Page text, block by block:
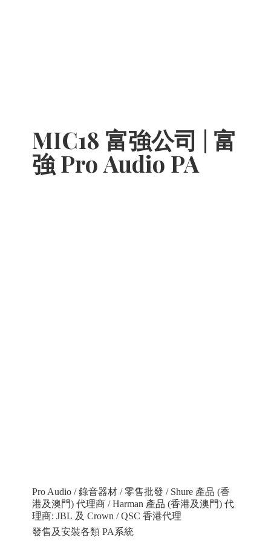
MIC18 富強公司 | 富
強 Pro Audio PA
Pro Audio / 錄音器材 / 零售批發 / Shure 產品 (香
港及澳門) 代理商 / Harman 產品 (香港及澳門) 代
理商: JBL 及 Crown / QSC 香港代理
發售及安裝各類 PA系統